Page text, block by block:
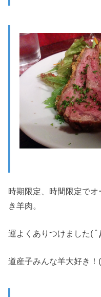
時期限定、時間限定で
き羊肉。
運よくありつけました( ﾟ
道産子みんな羊大好き！